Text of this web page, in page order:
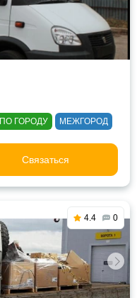
ПО ГОРОДУ МЕЖГОРОД
Связаться
4.4 0